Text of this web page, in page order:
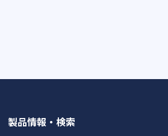
製品情報・検索